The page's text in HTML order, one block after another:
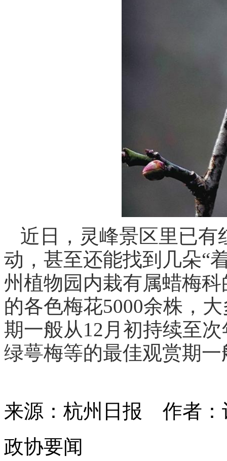
近日，灵峰景区里已有
动，甚至还能找到几朵“
州植物园内栽有属蜡梅
的各色梅花5000余株，
期一般从12月初持续至
绿萼梅等的最佳观赏期
来源：杭州日报 作者
政协要闻